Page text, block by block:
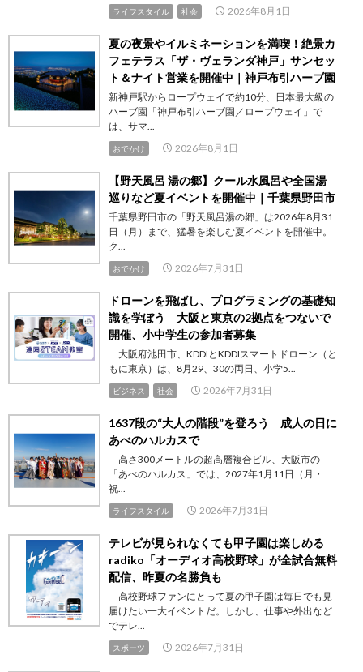
ライフスタイル 社会 2026年8月1日
夏の夜景やイルミネーションを満喫！絶景カ
フェテラス「ザ・ヴェランダ神戸」サンセッ
ト＆ナイト営業を開催中｜神戸布引ハーブ園
新神戸駅からロープウェイで約10分、日本最大級の
ハーブ園「神戸布引ハーブ園／ロープウェイ」で
は、サマ...
おでかけ 2026年8月1日
【野天風呂 湯の郷】クール水風呂や全国湯
巡りなど夏イベントを開催中｜千葉県野田市
千葉県野田市の「野天風呂湯の郷」は2026年8月31
日（月）まで、猛暑を楽しむ夏イベントを開催中。
ク...
おでかけ 2026年7月31日
ドローンを飛ばし、プログラミングの基礎知
識を学ぼう 大阪と東京の2拠点をつないで
開催、小中学生の参加者募集
大阪府池田市、KDDIとKDDIスマートドローン（と
もに東京）は、8月29、30の両日、小学5...
ビジネス 社会 2026年7月31日
1637段の“大人の階段”を登ろう 成人の日に
あべのハルカスで
高さ300メートルの超高層複合ビル、大阪市の
「あべのハルカス」では、2027年1月11日（月・
祝...
ライフスタイル 2026年7月31日
テレビが見られなくても甲子園は楽しめる
radiko「オーディオ高校野球」が全試合無料
配信、昨夏の名勝負も
高校野球ファンにとって夏の甲子園は毎日でも見
届けたい一大イベントだ。しかし、仕事や外出など
でテレ...
スポーツ 2026年7月31日